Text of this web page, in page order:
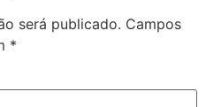
será publicado. Campos
*